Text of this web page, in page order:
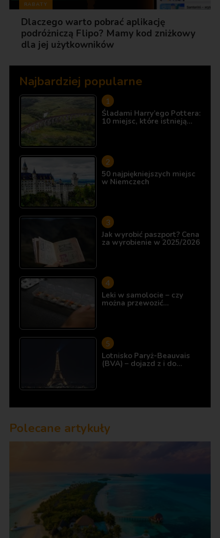
RABATY
Dlaczego warto pobrać aplikację
podróżniczą Flipo? Mamy kod zniżkowy
dla jej użytkowników
Najbardziej popularne
Śladami Harry’ego Pottera:
10 miejsc, które istnieją…
50 najpiękniejszych miejsc
w Niemczech
Jak wyrobić paszport? Cena
za wyrobienie w 2025/2026
Leki w samolocie – czy
można przewozić…
Lotnisko Paryż-Beauvais
(BVA) – dojazd z i do…
Polecane artykuły